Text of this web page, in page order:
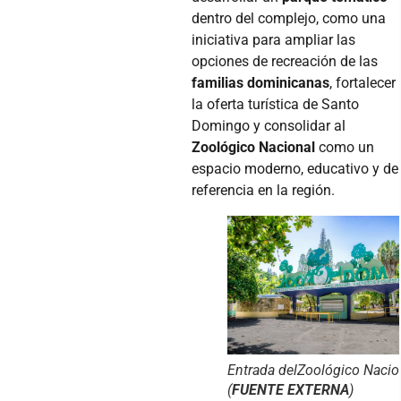
dentro del complejo, como una
iniciativa para ampliar las
opciones de recreación de las
familias dominicanas, fortalecer
la oferta turística de Santo
Domingo y consolidar al
Zoológico Nacional como un
espacio moderno, educativo y de
referencia en la región.
Entrada delZoológico
(FUENTE EXTERNA)